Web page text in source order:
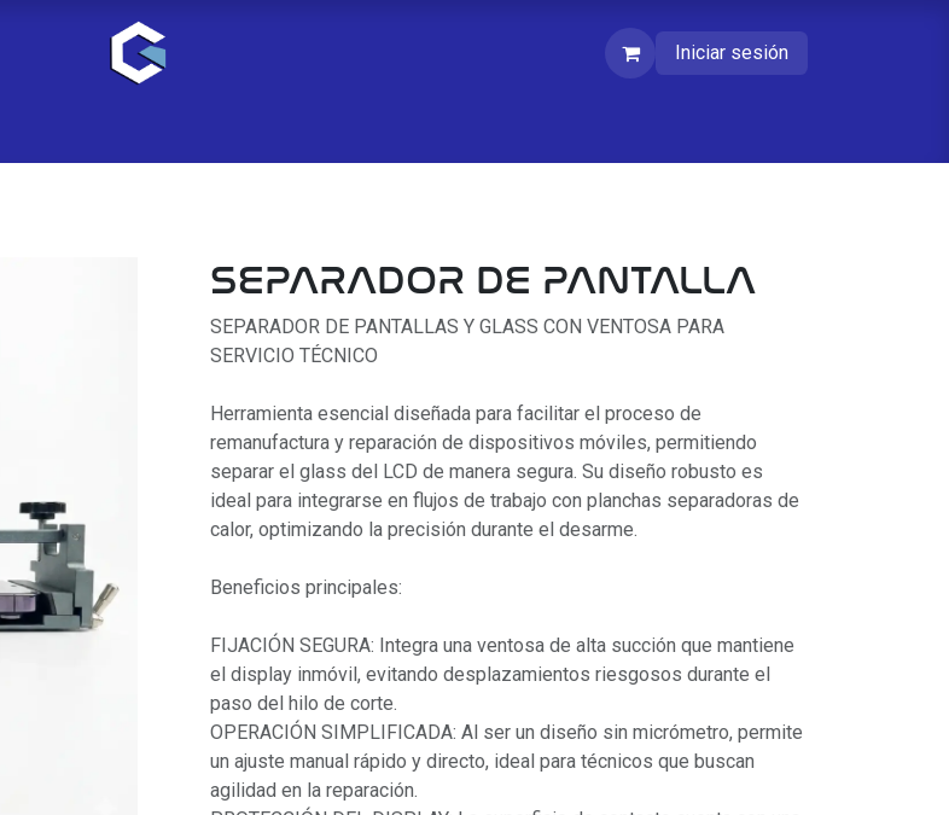
Iniciar sesión
SEPARADOR DE PANTALLA
SEPARADOR DE PANTALLAS Y GLASS CON VENTOSA PARA
SERVICIO TÉCNICO
Herramienta esencial diseñada para facilitar el proceso de
remanufactura y reparación de dispositivos móviles, permitiendo
separar el glass del LCD de manera segura. Su diseño robusto es
ideal para integrarse en flujos de trabajo con planchas separadoras de
calor, optimizando la precisión durante el desarme.
Beneficios principales:
FIJACIÓN SEGURA: Integra una ventosa de alta succión que mantiene
el display inmóvil, evitando desplazamientos riesgosos durante el
paso del hilo de corte.
OPERACIÓN SIMPLIFICADA: Al ser un diseño sin micrómetro, permite
un ajuste manual rápido y directo, ideal para técnicos que buscan
agilidad en la reparación.